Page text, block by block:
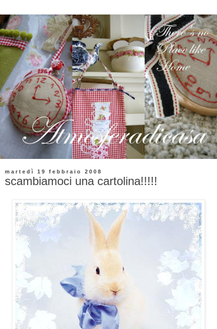
martedì 19 febbraio 2008
scambiamoci una cartolina!!!!!